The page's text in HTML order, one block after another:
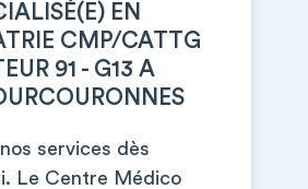
EN
CMP/CATTG
91 - G13 A
services dès
Le Centre Médico